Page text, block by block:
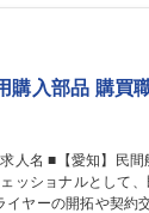
よび条件交渉（価
衝・手続き（合意形
カーとの交渉等で
購入部品 購買
ヤーの開拓や契約